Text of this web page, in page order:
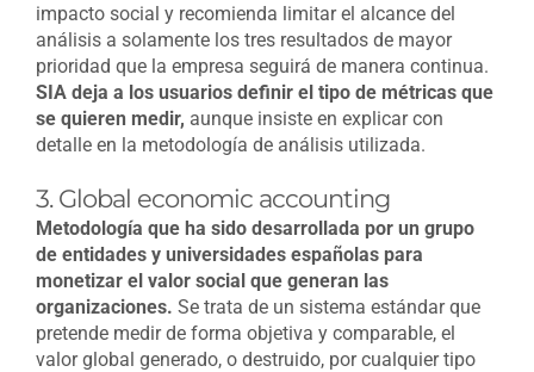
impacto social y recomienda limitar el alcance del
análisis a solamente los tres resultados de mayor
prioridad que la empresa seguirá de manera continua.
SIA deja a los usuarios definir el tipo de métricas que
se quieren medir, aunque insiste en explicar con
detalle en la metodología de análisis utilizada.
3. Global economic accounting
Metodología que ha sido desarrollada por un grupo
de entidades y universidades españolas para
monetizar el valor social que generan las
organizaciones. Se trata de un sistema estándar que
pretende medir de forma objetiva y comparable, el
valor global generado, o destruido, por cualquier tipo